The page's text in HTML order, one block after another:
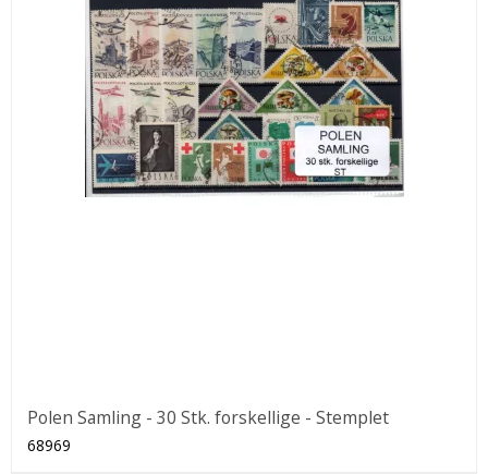
Polen Samling - 30 Stk. forskellige - Stemplet
68969